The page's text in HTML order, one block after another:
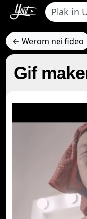
← Werom nei fideo
Gif